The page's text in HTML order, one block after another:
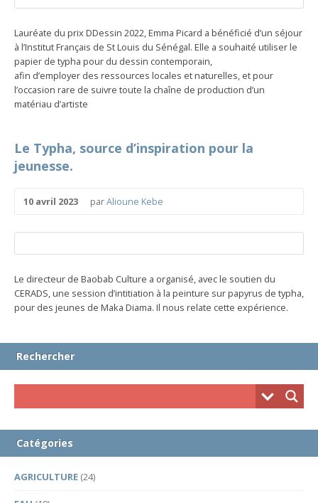
Lauréate du prix DDessin 2022, Emma Picard a bénéficié d’un séjour
à l’Institut Français de St Louis du Sénégal. Elle a souhaité utiliser le
papier de typha pour du dessin contemporain,
afin d’employer des ressources locales et naturelles, et pour
l’occasion rare de suivre toute la chaîne de production d’un
matériau d’artiste
Le Typha, source d’inspiration pour la
jeunesse.
10 avril 2023 parAlioune Kebe
Le directeur de Baobab Culture a organisé, avec le soutien du
CERADS, une session d’intitiation à la peinture sur papyrus de typha,
pour des jeunes de Maka Diama. Il nous relate cette expérience.
Rechercher
Catégories
AGRICULTURE (24)